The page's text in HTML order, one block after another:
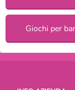
Giochi per